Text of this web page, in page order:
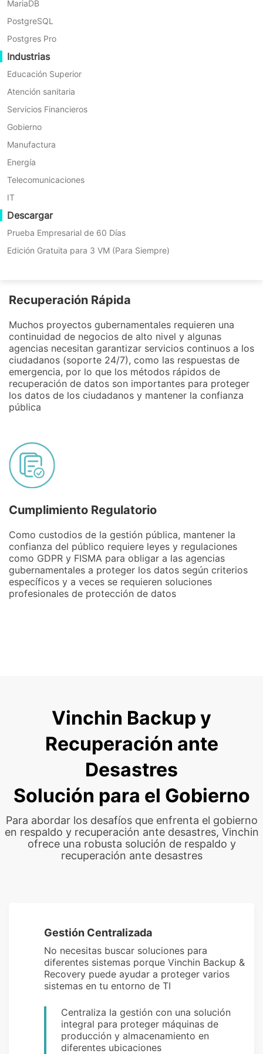
MariaDB
PostgreSQL
Postgres Pro
Industrias
Educación Superior
Atención sanitaria
Servicios Financieros
Gobierno
Manufactura
Energía
Telecomunicaciones
IT
Descargar
Prueba Empresarial de 60 Días
Edición Gratuita para 3 VM (Para Siempre)
Para proteger datos gubernamentales sensibles, es
esencial una protección común contra errores
humanos y desastres naturales, y también es
importante abordar riesgos como el ransomware y el
acceso no autorizado. Por lo tanto, el gobierno a
menudo necesita medidas de protección de datos de
alto nivel.
Recuperación Rápida
Muchos proyectos gubernamentales requieren una
continuidad de negocios de alto nivel y algunas
agencias necesitan garantizar servicios continuos a los
ciudadanos (soporte 24/7), como las respuestas de
emergencia, por lo que los métodos rápidos de
recuperación de datos son importantes para proteger
los datos de los ciudadanos y mantener la confianza
pública
Cumplimiento Regulatorio
Como custodios de la gestión pública, mantener la
confianza del público requiere leyes y regulaciones
como GDPR y FISMA para obligar a las agencias
gubernamentales a proteger los datos según criterios
específicos y a veces se requieren soluciones
profesionales de protección de datos
Vinchin Backup y
Recuperación ante
Desastres
Solución para el Gobierno
Para abordar los desafíos que enfrenta el gobierno
en respaldo y recuperación ante desastres, Vinchin
ofrece una robusta solución de respaldo y
recuperación ante desastres
Gestión Centralizada
No necesitas buscar soluciones para
diferentes sistemas porque Vinchin Backup &
Recovery puede ayudar a proteger varios
sistemas en tu entorno de TI
Centraliza la gestión con una solución
integral para proteger máquinas de
producción y almacenamiento en
diferentes ubicaciones